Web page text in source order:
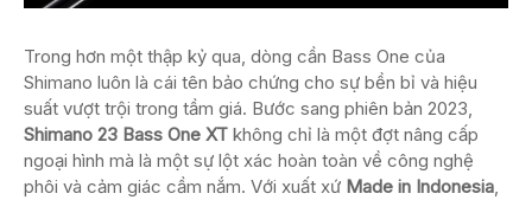
Trong hơn một thập kỷ qua, dòng cần Bass One của
Shimano luôn là cái tên bảo chứng cho sự bền bỉ và hiệu
suất vượt trội trong tầm giá. Bước sang phiên bản 2023,
Shimano 23 Bass One XT không chỉ là một đợt nâng cấp
ngoại hình mà là một sự lột xác hoàn toàn về công nghệ
phôi và cảm giác cầm nắm. Với xuất xứ Made in Indonesia,